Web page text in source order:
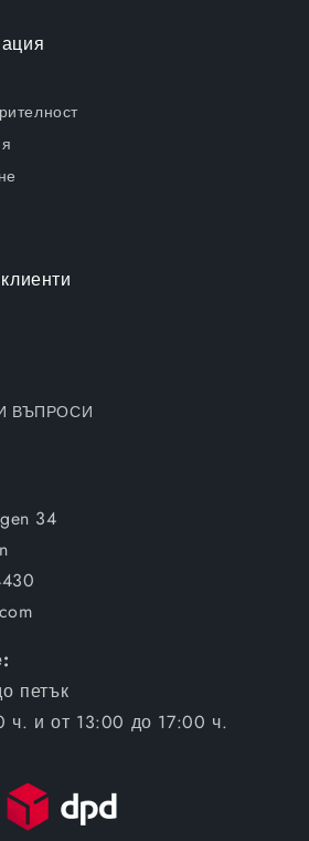
ВЪПРОСИ
34
петък
ч. и от 13:00 до 17:00 ч.